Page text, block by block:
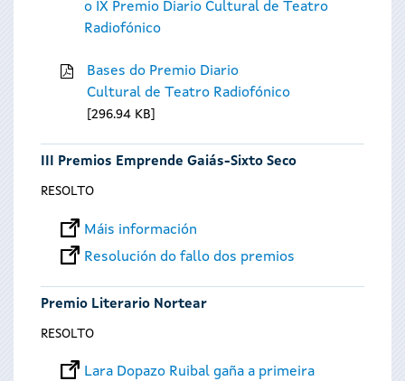
o IX Premio Diario Cultural de Teatro
Radiofónico
Bases do Premio Diario
Cultural de Teatro Radiofónico
296.94 KB
III Premios Emprende Gaiás-Sixto Seco
RESOLTO
Máis información
Resolución do fallo dos premios
Premio Literario Nortear
RESOLTO
Lara Dopazo Ruibal gaña a primeira